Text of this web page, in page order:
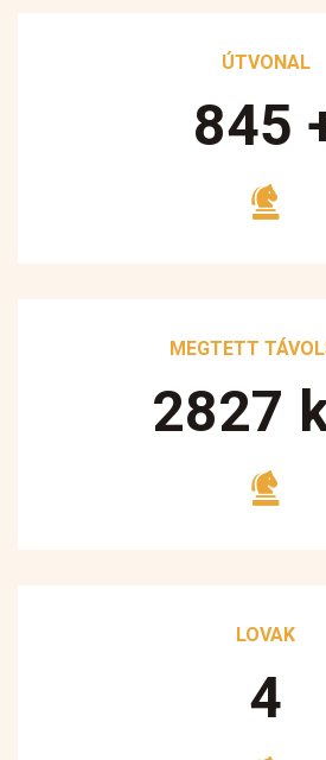
ÚTVONAL
890
MEGTETT
3250
LOVAK
5